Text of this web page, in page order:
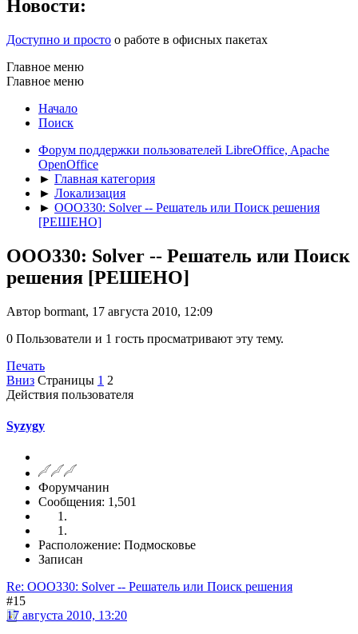
Новости:
Доступно и просто о работе в офисных пакетах
Главное меню
Главное меню
Начало
Поиск
Форум поддержки пользователей LibreOffice, Apache
OpenOffice
► Главная категория
► Локализация
► OOO330: Solver -- Решатель или Поиск решения
[РЕШЕНО]
OOO330: Solver -- Решатель или Поиск
решения [РЕШЕНО]
Автор bormant, 17 августа 2010, 12:09
0 Пользователи и 1 гость просматривают эту тему.
Печать
Вниз Страницы 1 2
Действия пользователя
Syzygy
Форумчанин
Сообщения: 1,501
Расположение: Подмосковье
Записан
Re: OOO330: Solver -- Решатель или Поиск решения
#15
17 августа 2010, 13:20